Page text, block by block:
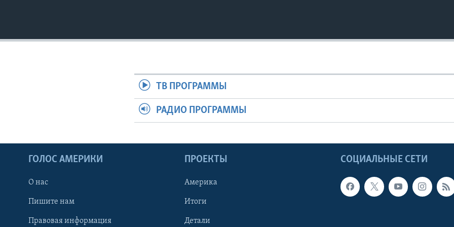
ТВ ПРОГРАММЫ
РАДИО ПРОГРАММЫ
СОЦИАЛЬНЫЕ СЕТИ
ГОЛОС АМЕРИКИ
О нас
Пишите нам
Правовая информация
ПРОЕКТЫ
Америка
Итоги
Детали